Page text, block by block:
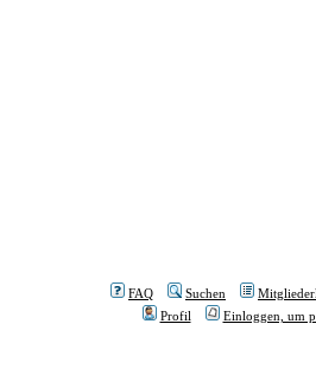
FAQ Suchen
Profil
Einloggen, um